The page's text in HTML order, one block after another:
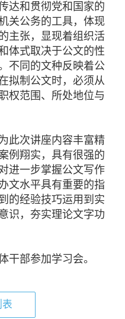
和贯彻党和国家的
关公务的工具，体现
主张，显现着组织活
体式取决于公文的性
不同的文种反映着公
拟制公文时，必须从
权范围、所处地位与
次讲座内容丰富精
例翔实，具有很强的
进一步掌握公文写作
文水平具有重要的指
的经验技巧运用到实
识，夯实理论文字功
部参加学习会。
表